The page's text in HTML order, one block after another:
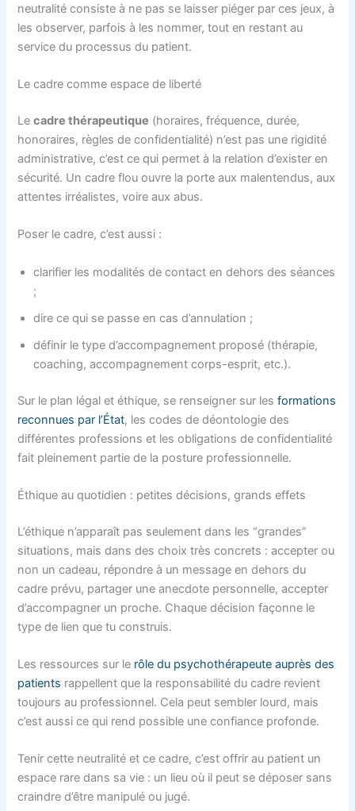
neutralité consiste à ne pas se laisser piéger par ces jeux, à
les observer, parfois à les nommer, tout en restant au
service du processus du patient.
Le cadre comme espace de liberté
Lecadre thérapeutique (horaires, fréquence, durée,
honoraires, règles de confidentialité) n’est pas une rigidité
administrative, c’est ce qui permet à la relation d’exister en
sécurité. Un cadre flou ouvre la porte aux malentendus, aux
attentes irréalistes, voire aux abus.
Poser le cadre, c’est aussi :
clarifier les modalités de contact en dehors des séances
;
dire ce qui se passe en cas d’annulation ;
définir le type d’accompagnement proposé (thérapie,
coaching, accompagnement corps-esprit, etc.).
Sur le plan légal et éthique, se renseigner sur lesformations
reconnues par l’État, les codes de déontologie des
différentes professions et les obligations de confidentialité
fait pleinement partie de la posture professionnelle.
Éthique au quotidien : petites décisions, grands effets
L’éthique n’apparaît pas seulement dans les “grandes”
situations, mais dans des choix très concrets : accepter ou
non un cadeau, répondre à un message en dehors du
cadre prévu, partager une anecdote personnelle, accepter
d’accompagner un proche. Chaque décision façonne le
type de lien que tu construis.
Les ressources sur le rôle du psychothérapeute auprès des
patients rappellent que la responsabilité du cadre revient
toujours au professionnel. Cela peut sembler lourd, mais
c’est aussi ce qui rend possible une confiance profonde.
Tenir cette neutralité et ce cadre, c’est offrir au patient un
espace rare dans sa vie : un lieu où il peut se déposer sans
craindre d’être manipulé ou jugé.